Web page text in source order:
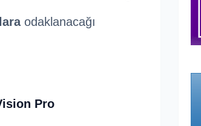
odaklanacağı
Pro